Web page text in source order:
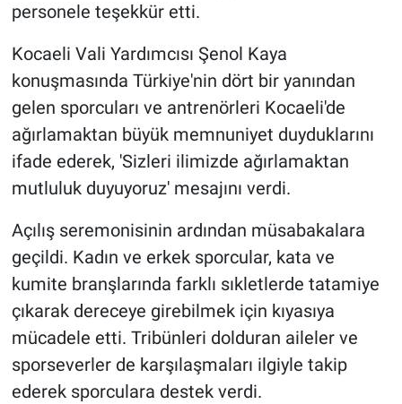
personele teşekkür etti.
Kocaeli Vali Yardımcısı Şenol Kaya
konuşmasında Türkiye'nin dört bir yanından
gelen sporcuları ve antrenörleri Kocaeli'de
ağırlamaktan büyük memnuniyet duyduklarını
ifade ederek, 'Sizleri ilimizde ağırlamaktan
mutluluk duyuyoruz' mesajını verdi.
Açılış seremonisinin ardından müsabakalara
geçildi. Kadın ve erkek sporcular, kata ve
kumite branşlarında farklı sıkletlerde tatamiye
çıkarak dereceye girebilmek için kıyasıya
mücadele etti. Tribünleri dolduran aileler ve
sporseverler de karşılaşmaları ilgiyle takip
ederek sporculara destek verdi.